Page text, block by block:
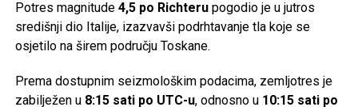
igračku!‘ Nakon pronalaska izgubljene stvari, treba dijete
podsjetiti da mu je Allah, dž.š., pomogao da pronađe
igračku i da se treba zahvaliti. Ovakav pristup u dječijim
pomaže.
Potres magnitude 4,5 po Richterupogodio je u jutros
središnji dio Italije, izazvavši podrhtavanje tla koje se
osjetilo na širem području Toskane.
Prema dostupnim seizmološkim podacima, zemljotres je
zabilježen u 8:15 sati po UTC-u, odnosno u 10:15 sati po